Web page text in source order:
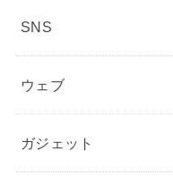
SNS
ウェブ
ガジェット